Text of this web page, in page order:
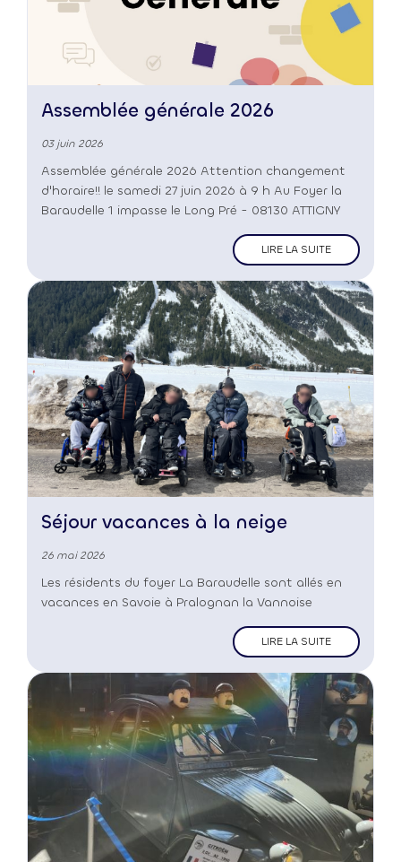
Assemblée générale 2026
03 juin 2026
Assemblée générale 2026 Attention changement
d'horaire!! le samedi 27 juin 2026 à 9 h Au Foyer la
Baraudelle 1 impasse le Long Pré - 08130 ATTIGNY
LIRE LA SUITE
Séjour vacances à la neige
26 mai 2026
Les résidents du foyer La Baraudelle sont allés en
vacances en Savoie à Pralognan la Vannoise
LIRE LA SUITE